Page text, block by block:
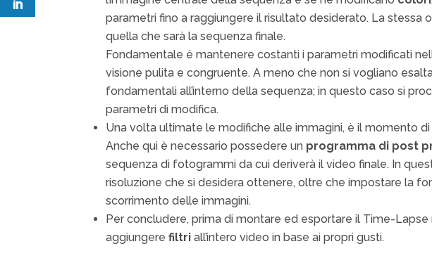
parametri fino a raggiungere il risultato desiderato. La
quella che sarà la sequenza finale.
Fondamentale è mantenere costanti i parametri modificati
visione pulita e congruente. A meno che non si vogliano
fondamentali all’interno della sequenza; in questo caso si
parametri di modifica.
Una volta ultimate le modifiche alle immagini, è il momento
Anche qui è necessario possedere un programma di post
sequenza di fotogrammi da cui deriverà il video finale. In
risoluzione che si desidera ottenere, oltre che impostare la
scorrimento delle immagini.
Per concludere, prima di montare ed esportare il Time-
aggiungerefiltri all’intero video in base ai propri gusti.